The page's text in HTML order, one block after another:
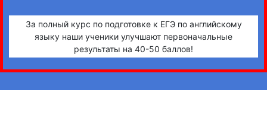
За полный курс по подготовке к ЕГЭ по английскому
языку наши ученики улучшают первоначальные
результаты на 40-50 баллов!